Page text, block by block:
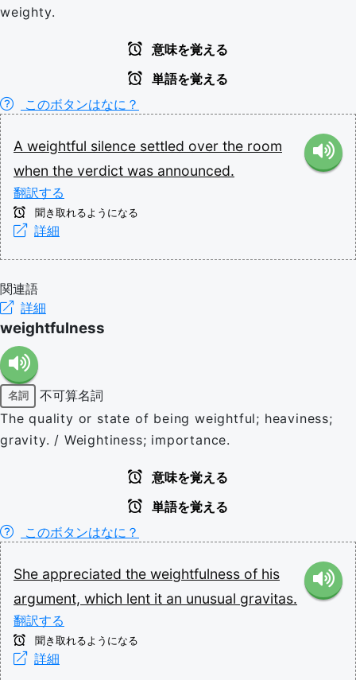
weighty.
意味を覚える
単語を覚える
このボタンはなに？
A weightful silence settled over the room
when the verdict was announced.
翻訳する
聞き取れるようになる
詳細
関連語
詳細
weightfulness
名詞
不可算名詞
The quality or state of being weightful; heaviness;
gravity. / Weightiness; importance.
意味を覚える
単語を覚える
このボタンはなに？
She appreciated the weightfulness of his
argument, which lent it an unusual gravitas.
翻訳する
聞き取れるようになる
詳細